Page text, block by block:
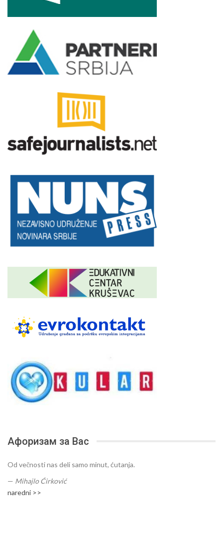
Афоризам за Вас
Od večnosti nas deli samo minut, ćutanja.
— Mihajlo Ćirković
naredni >>